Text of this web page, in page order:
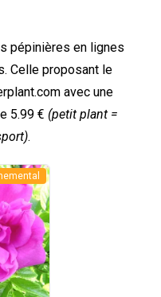
pépinières en lignes
Celle proposant le
avec une
5.99 € (petit plant =
.